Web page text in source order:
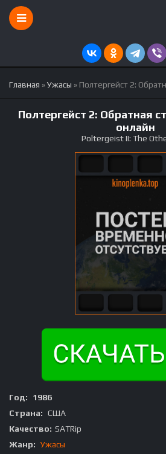
Главная »Ужасы » Полтергейст 2:
Полтергейст 2: Обратная
онлайн
Poltergeist II: The
Год:
1986
Страна: США
Качество: SATRip
Жанр: Ужасы